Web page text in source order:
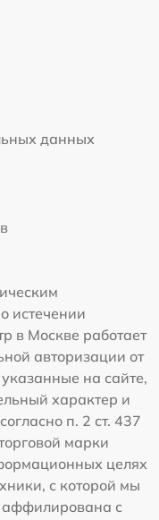
данных
истечении
в Москве работает
авторизации от
на сайте,
характер и
п. 2 ст. 437
марки
целях
с которой мы
аффилирована с